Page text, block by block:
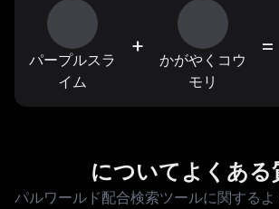
パープルスラ
イム
+
かがやくコウ
モリ
=
についてよくある
パルワールド配合検索ツールに関する